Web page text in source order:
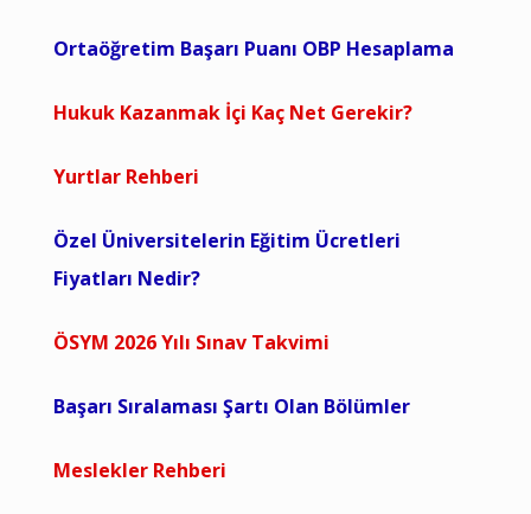
Ortaöğretim Başarı Puanı OBP Hesaplama
Hukuk Kazanmak İçi Kaç Net Gerekir?
Yurtlar Rehberi
Özel Üniversitelerin Eğitim Ücretleri
Fiyatları Nedir?
ÖSYM 2026 Yılı Sınav Takvimi
Başarı Sıralaması Şartı Olan Bölümler
Meslekler Rehberi